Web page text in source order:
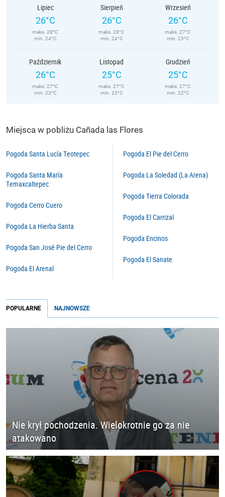
Lipiec
26°C
maks. 28°C
min. 24°C
Sierpień
26°C
maks. 28°C
min. 24°C
Wrzesień
26°C
maks. 27°C
min. 23°C
Październik
26°C
maks. 27°C
min. 23°C
Listopad
25°C
maks. 27°C
min. 23°C
Grudzień
25°C
maks. 27°C
min. 22°C
Miejsca w pobliżu Cañada las Flores
Pogoda Santa Lucía Teotepec
Pogoda Santa María
Temaxcaltepec
Pogoda Cerro Cuero
Pogoda La Hierba Santa
Pogoda San José Pie del Cerro
Pogoda El Arenal
Pogoda El Pie del Cerro
Pogoda La Soledad (La Arena)
Pogoda Tierra Colorada
Pogoda El Carrizal
Pogoda Encinos
Pogoda El Sanate
POPULARNE NAJNOWSZE
Nie krył pochodzenia. Wielokrotnie go za nie
atakowano